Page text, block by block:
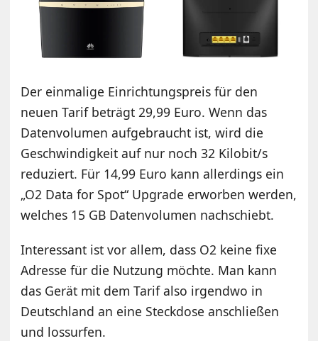
Der einmalige Einrichtungspreis für den
neuen Tarif beträgt 29,99 Euro. Wenn das
Datenvolumen aufgebraucht ist, wird die
Geschwindigkeit auf nur noch 32 Kilobit/s
reduziert. Für 14,99 Euro kann allerdings ein
„O2 Data for Spot“ Upgrade erworben werden,
welches 15 GB Datenvolumen nachschiebt.
Interessant ist vor allem, dass O2 keine fixe
Adresse für die Nutzung möchte. Man kann
das Gerät mit dem Tarif also irgendwo in
Deutschland an eine Steckdose anschließen
und lossurfen.